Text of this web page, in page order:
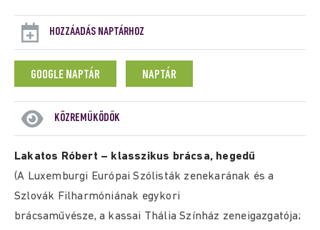
HOZZÁADÁS NAPTÁRHOZ
GOOGLE NAPTÁR NAPTÁR
KÖZREMŰKÖDŐK
Lakatos Róbert – klasszikus brácsa, hegedű
(A Luxemburgi Európai Szólisták zenekarának és a
Szlovák Filharmóniának egykori
brácsaművésze, a kassai Thália Színház zeneigazgatója;